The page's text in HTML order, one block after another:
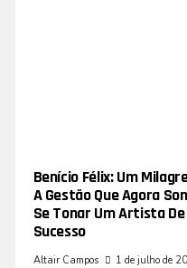
Benício Félix: Um
A Gestão Que Agora
Se Tonar Um Artista De
Sucesso
Altair Campos 1 de julho de